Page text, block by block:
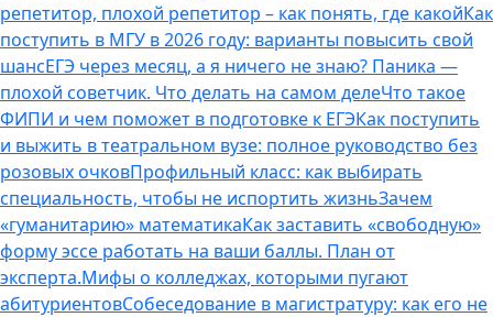
репетитор, плохой репетитор – как понять, где какойКак
поступить в МГУ в 2026 году: варианты повысить свой
шансЕГЭ через месяц, а я ничего не знаю? Паника —
плохой советчик. Что делать на самом делеЧто такое
ФИПИ и чем поможет в подготовке к ЕГЭКак поступить
и выжить в театральном вузе: полное руководство без
розовых очковПрофильный класс: как выбирать
специальность, чтобы не испортить жизньЗачем
«гуманитарию» математикаКак заставить «свободную»
форму эссе работать на ваши баллы. План от
эксперта.Мифы о колледжах, которыми пугают
абитуриентовСобеседование в магистратуру: как его не